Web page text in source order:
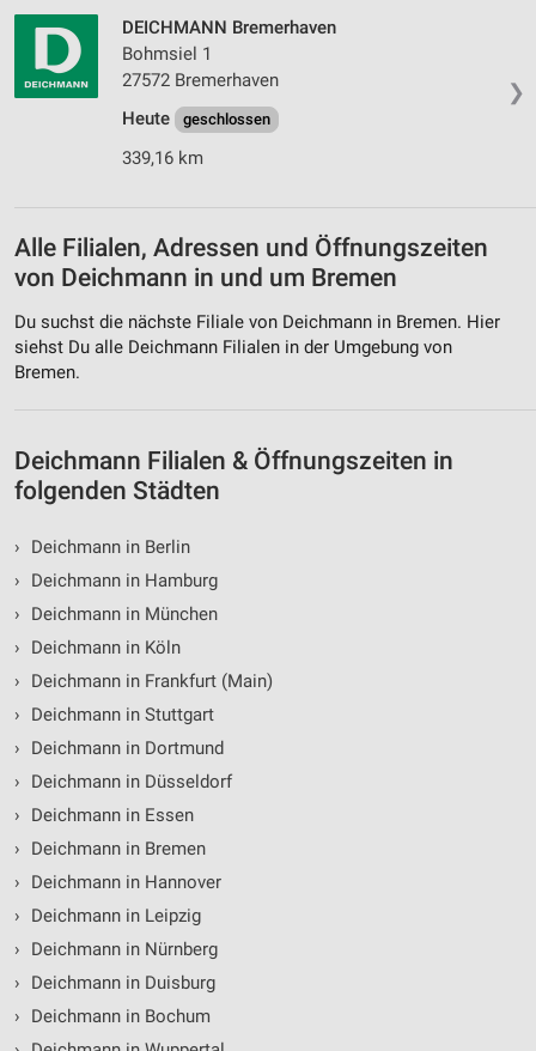
❯
DEICHMANN Bremerhaven
Bohmsiel 1
27572 Bremerhaven
Heute
geschlossen
339,16 km
Alle Filialen, Adressen und Öffnungszeiten
von Deichmann in und um Bremen
Du suchst die nächste Filiale von Deichmann in Bremen. Hier
siehst Du alle Deichmann Filialen in der Umgebung von
Bremen.
Deichmann Filialen & Öffnungszeiten in
folgenden Städten
›
Deichmann in Berlin
›
Deichmann in Hamburg
›
Deichmann in München
›
Deichmann in Köln
›
Deichmann in Frankfurt (Main)
›
Deichmann in Stuttgart
›
Deichmann in Dortmund
›
Deichmann in Düsseldorf
›
Deichmann in Essen
›
Deichmann in Bremen
›
Deichmann in Hannover
›
Deichmann in Leipzig
›
Deichmann in Nürnberg
›
Deichmann in Duisburg
›
Deichmann in Bochum
Verwendung genauer Standortdaten
Geräte anhand von aktiv angeforderten
Informationen identifizieren
Nicht-IAB-Verarbeitungszwecke:
Funktional
Werbung